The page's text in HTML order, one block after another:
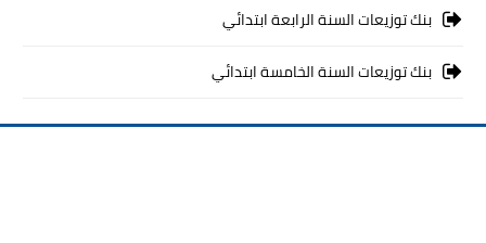
بنك توزيعات السنة الرابعة ابتدائي
بنك توزيعات السنة الخامسة ابتدائي